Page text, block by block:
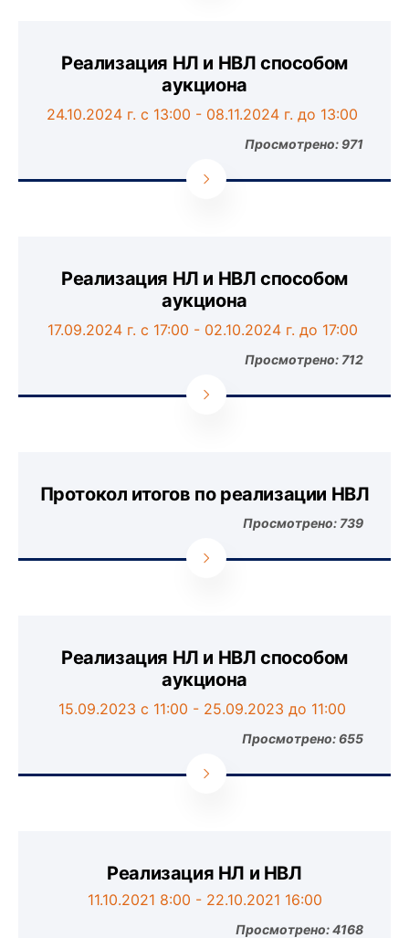
Реализация НЛ и НВЛ способом
аукциона
24.10.2024 г. с 13:00 - 08.11.2024 г. до 13:00
Просмотрено: 971
Реализация НЛ и НВЛ способом
аукциона
17.09.2024г. с 17:00 - 02.10.2024г. до 17:00
Просмотрено: 712
Протокол итогов по реализации НВЛ
Просмотрено: 739
Реализация НЛ и НВЛ способом
аукциона
15.09.2023 с 11:00 - 25.09.2023 до 11:00
Просмотрено: 655
Реализация НЛ и НВЛ
11.10.2021 8:00 - 22.10.2021 16:00
Просмотрено: 4168